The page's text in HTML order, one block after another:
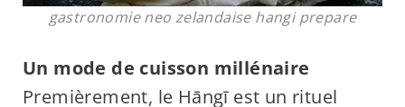
gastronomie neo zelandaise hangi prepare
Un mode de cuisson millénaire
Premièrement, le Hāngī est un rituel